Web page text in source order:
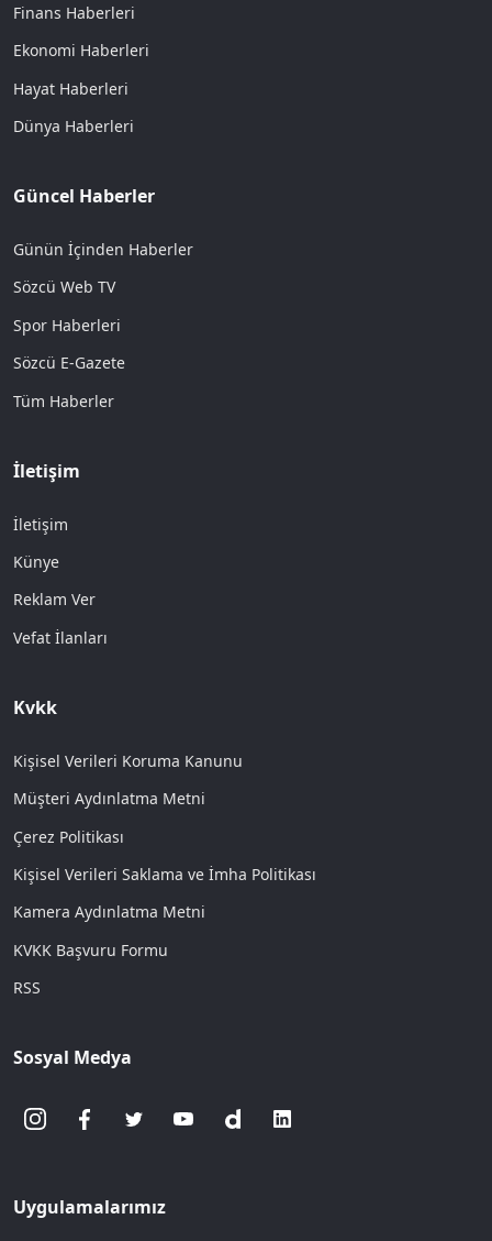
Finans Haberleri
Ekonomi Haberleri
Hayat Haberleri
Dünya Haberleri
Güncel Haberler
Günün İçinden Haberler
Sözcü Web TV
Spor Haberleri
Sözcü E-Gazete
Tüm Haberler
İletişim
İletişim
Künye
Reklam Ver
Vefat İlanları
Kvkk
Kişisel Verileri Koruma Kanunu
Müşteri Aydınlatma Metni
Çerez Politikası
Kişisel Verileri Saklama ve İmha Politikası
Kamera Aydınlatma Metni
KVKK Başvuru Formu
RSS
Sosyal Medya
Uygulamalarımız